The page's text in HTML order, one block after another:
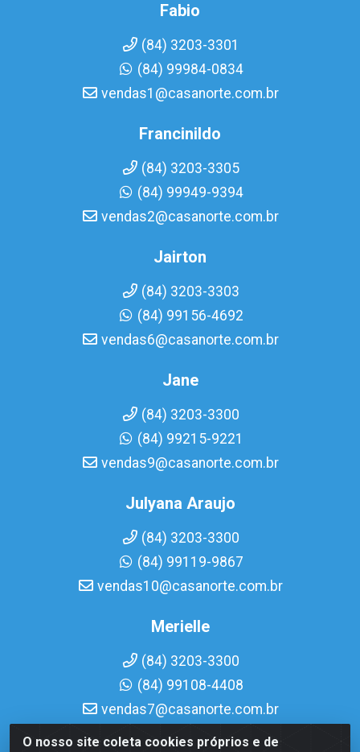
O nosso site coleta cookies próprios e de
Fabio
(84) 3203-3301
(84) 99984-0834
vendas1@casanorte.com.br
Francinildo
(84) 3203-3305
(84) 99949-9394
vendas2@casanorte.com.br
Jairton
(84) 3203-3303
(84) 99156-4692
vendas6@casanorte.com.br
Jane
(84) 3203-3300
(84) 99215-9221
vendas9@casanorte.com.br
Julyana Araujo
(84) 3203-3300
(84) 99119-9867
vendas10@casanorte.com.br
Merielle
(84) 3203-3300
(84) 99108-4408
vendas7@casanorte.com.br